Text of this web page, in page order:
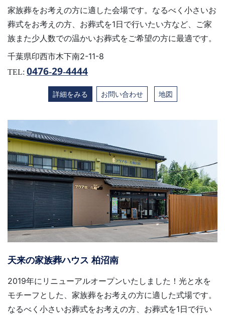
家族葬をお考えの方に適した会場です。なるべく小さいお
葬式をお考えの方、お葬式を1日で行いたい方など、ご家
族また少人数での温かいお葬式をご希望の方に最適です。
千葉県印西市木下南2-11-8
TEL: 0476-29-4444
詳細をみる お問い合わせ 地図
天来の家族葬ハウス 柏沼南
2019年にリニューアルオープンいたしました！光と水を
モチーフとした、家族葬をお考えの方に適した式場です。
なるべく小さいお葬式をお考えの方、お葬式を1日で行い